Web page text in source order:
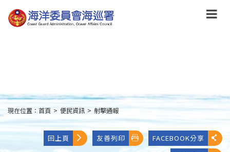
到
主
:::
現在位置： 首頁 > 便民資訊 > 射擊通報
回上頁 友善列印
FACEBOOK分享